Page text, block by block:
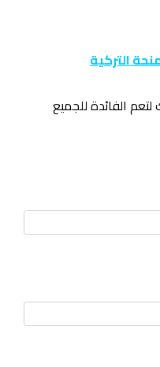
التركية
الفائدة للجميع